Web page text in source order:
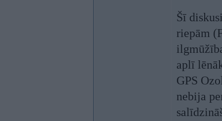
Šī
riepām
aplī
GPS
nebija